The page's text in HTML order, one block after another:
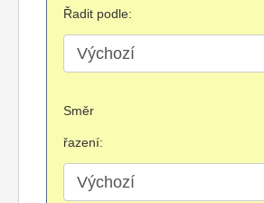
Řadit podle:
Směr
řazení: